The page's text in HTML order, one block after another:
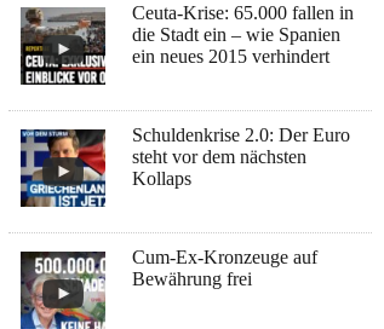
Ceuta-Krise: 65.000 fallen in
die Stadt ein – wie Spanien
ein neues 2015 verhindert
Schuldenkrise 2.0: Der Euro
steht vor dem nächsten
Kollaps
Cum-Ex-Kronzeuge auf
Bewährung frei